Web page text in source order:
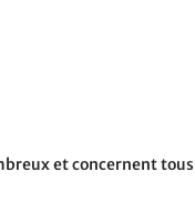
et concernent tous